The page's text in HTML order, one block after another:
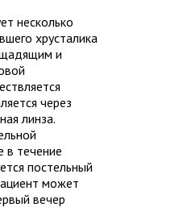
несколько
хрусталика
щадящим и
через
линза.
в течение
постельный
может
вечер